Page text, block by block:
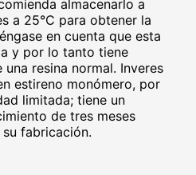
almacenarlo a
a 25°C para obtener la
en cuenta que esta
y por lo tanto tiene
resina normal. Inveres
estireno monómero, por
limitada; tiene un
de tres meses
fabricación.